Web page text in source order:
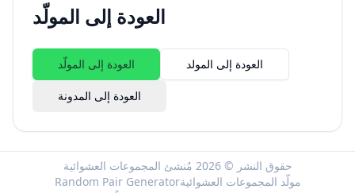
العودة إلى المولّد
العودة إلى المولّد العودة إلى المولد
العودة إلى المدونة
حقوق النشر © 2026 مُنشئ المجموعات العشوائية
Random Pair Generatorمولّد المجموعات العشوائية